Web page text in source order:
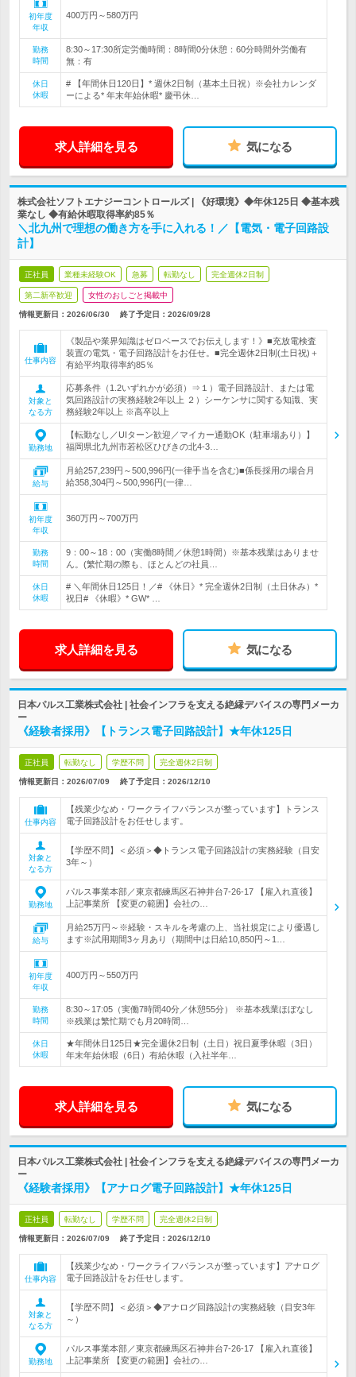
初年度
年収
400万円～580万円
勤務
時間
8:30～17:30所定労働時間：8時間0分休憩：60分時間外労働有
無：有
休日
休暇
# 【年間休日120日】* 週休2日制（基本土日祝）※会社カレンダ
ーによる* 年末年始休暇* 慶弔休…
求人詳細を見る 気になる
株式会社ソフトエナジーコントロールズ | 《好環境》◆年休125日 ◆基本残
業なし ◆有給休暇取得率約85％
＼北九州で理想の働き方を手に入れる！／【電気・電子回路設
計】
正社員 業種未経験OK 急募 転勤なし 完全週休2日制
第二新卒歓迎 女性のおしごと掲載中
情報更新日：2026/06/30 終了予定日： 2026/09/28
仕事内容
《製品や業界知識はゼロベースでお伝えします！》■充放電検査
装置の電気・電子回路設計をお任せ。■完全週休2日制(土日祝)＋
有給平均取得率約85％
対象と
なる方
応募条件（1.2いずれかが必須）⇒１）電子回路設計、または電
気回路設計の実務経験2年以上 ２）シーケンサに関する知識、実
務経験2年以上 ※高卒以上
勤務地
【転勤なし／UIターン歓迎／マイカー通勤OK（駐車場あり）】
福岡県北九州市若松区ひびきの北4-3…
給与
月給257,239円～500,996円(一律手当を含む)■係長採用の場合月
給358,304円～500,996円(一律…
初年度
年収
360万円～700万円
勤務
時間
9：00～18：00（実働8時間／休憩1時間）※基本残業はありませ
ん。(繁忙期の際も、ほとんどの社員…
休日
休暇
# ＼年間休日125日！／# 《休日》* 完全週休2日制（土日休み）*
祝日# 《休暇》* GW* …
求人詳細を見る 気になる
日本パルス工業株式会社 | 社会インフラを支える絶縁デバイスの専門メーカ
ー
《経験者採用》【トランス電子回路設計】★年休125日
正社員 転勤なし 学歴不問 完全週休2日制
情報更新日：2026/07/09 終了予定日： 2026/12/10
仕事内容
【残業少なめ・ワークライフバランスが整っています】トランス
電子回路設計をお任せします。
対象と
なる方
【学歴不問】＜必須＞◆トランス電子回路設計の実務経験（目安
3年～）
勤務地
パルス事業本部／東京都練馬区石神井台7-26-17 【雇入れ直後】
上記事業所 【変更の範囲】会社の…
給与
月給25万円～※経験・スキルを考慮の上、当社規定により優遇し
ます※試用期間3ヶ月あり（期間中は日給10,850円～1…
初年度
年収
400万円～550万円
勤務
時間
8:30～17:05（実働7時間40分／休憩55分） ※基本残業ほぼなし
※残業は繁忙期でも月20時間…
休日
休暇
★年間休日125日★完全週休2日制（土日）祝日夏季休暇（3日）
年末年始休暇（6日）有給休暇（入社半年…
求人詳細を見る 気になる
日本パルス工業株式会社 | 社会インフラを支える絶縁デバイスの専門メーカ
ー
《経験者採用》【アナログ電子回路設計】★年休125日
正社員 転勤なし 学歴不問 完全週休2日制
情報更新日：2026/07/09 終了予定日： 2026/12/10
仕事内容
【残業少なめ・ワークライフバランスが整っています】アナログ
電子回路設計をお任せします。
対象と
なる方
【学歴不問】＜必須＞◆アナログ回路設計の実務経験（目安3年
～）
勤務地
パルス事業本部／東京都練馬区石神井台7-26-17 【雇入れ直後】
上記事業所 【変更の範囲】会社の…